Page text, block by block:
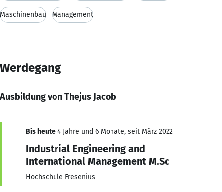
Maschinenbau Management
Werdegang
Ausbildung von Thejus Jacob
Bis heute 4 Jahre und 6 Monate, seit März 2022
Industrial Engineering and
International Management M.Sc
Hochschule Fresenius